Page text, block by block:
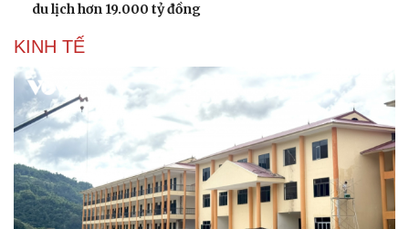
du lịch hơn 19.000 tỷ đồng
KINH TẾ